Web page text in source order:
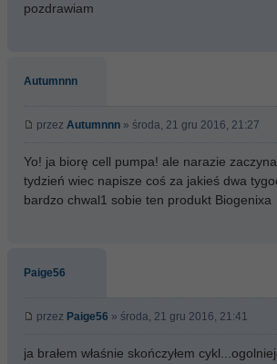
pozdrawiam
Autumnnn
przez Autumnnn » środa, 21 gru 2016, 21:27
Yo! ja biorę cell pumpa! ale narazie
tydzień wiec napisze coś za jakieś dwa
bardzo chwal1 sobie ten produkt Biogenixa
Paige56
przez Paige56 » środa, 21 gru 2016, 21:41
ja brałem właśnie skończyłem